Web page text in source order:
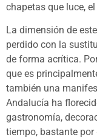
chapetas que luce,
La dimensión de
perdido con la
de forma acrítica.
que es
también una
Andalucía ha
gastronomía,
tiempo, bastante por